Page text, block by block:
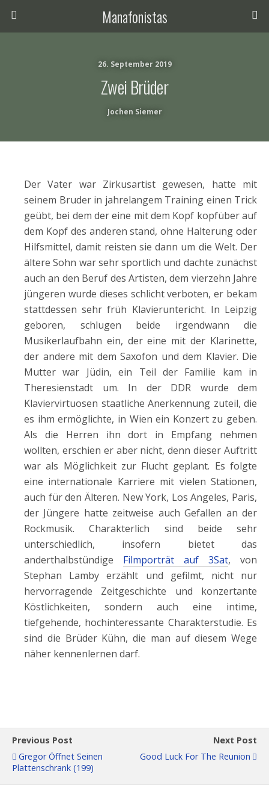
Manafonistas
26. September 2019
Zwei Brüder
Jochen Siemer
Der Vater war Zirkusartist gewesen, hatte mit
seinem Bruder in jahrelangem Training einen Trick
geübt, bei dem der eine mit dem Kopf kopfüber auf
dem Kopf des anderen stand, ohne Halterung oder
Hilfsmittel, damit reisten sie dann um die Welt. Der
ältere Sohn war sehr sportlich und dachte zunächst
auch an den Beruf des Artisten, dem vierzehn Jahre
jüngeren wurde dieses schlicht verboten, er bekam
stattdessen sehr früh Klavieruntericht. In Leipzig
geboren, schlugen beide irgendwann die
Musikerlaufbahn ein, der eine mit der Klarinette,
der andere mit dem Saxofon und dem Klavier. Die
Mutter war Jüdin, ein Teil der Familie kam in
Theresienstadt um. In der DDR wurde dem
Klaviervirtuosen staatliche Anerkennung zuteil, die
es ihm ermöglichte, in Wien ein Konzert zu geben.
Als die Herren ihn dort in Empfang nehmen
wollten, erschien er aber nicht, denn dieser Auftritt
war als Möglichkeit zur Flucht geplant. Es folgte
eine internationale Karriere mit vielen Stationen,
auch für den Älteren. New York, Los Angeles, Paris,
der Jüngere hatte zeitweise auch Gefallen an der
Rockmusik. Charakterlich sind beide sehr
unterschiedlich, insofern bietet das
anderthalbstündige Filmporträt auf 3Sat, von
Stephan Lamby erzählt und gefilmt, nicht nur
hervorragende Zeitgeschichte und konzertante
Köstlichkeiten, sondern auch eine intime,
tiefgehende, hochinteressante Charakterstudie. Es
sind die Brüder Kühn, die man auf diesem Wege
näher kennenlernen darf.
Previous Post
Gregor Öffnet Seinen
Plattenschrank (199)
Next Post
Good Luck For The Reunion